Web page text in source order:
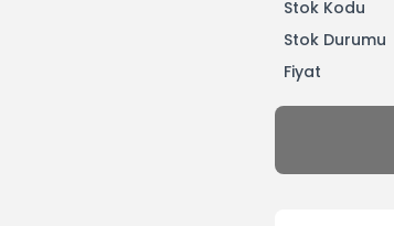
Stok Kodu
Stok Durumu
Fiyat